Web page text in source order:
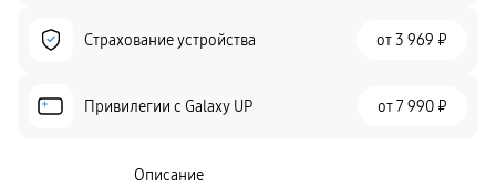
Страхование устройства от3 969 ₽
Привилегии c Galaxy UP от7 990 ₽
Описание